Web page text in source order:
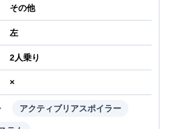
その他
左
2人乗り
×
アクティブリアスポイラー